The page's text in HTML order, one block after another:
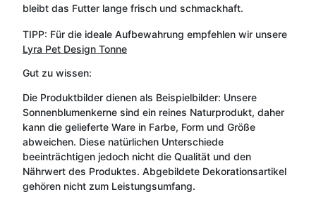
bleibt das Futter lange frisch und schmackhaft.
TIPP: Für die ideale Aufbewahrung empfehlen wir unsere
Lyra Pet Design Tonne
Gut zu wissen:
Die Produktbilder dienen als Beispielbilder: Unsere
Sonnenblumenkerne sind ein reines Naturprodukt, daher
kann die gelieferte Ware in Farbe, Form und Größe
abweichen. Diese natürlichen Unterschiede
beeinträchtigen jedoch nicht die Qualität und den
Nährwert des Produktes. Abgebildete Dekorationsartikel
gehören nicht zum Leistungsumfang.